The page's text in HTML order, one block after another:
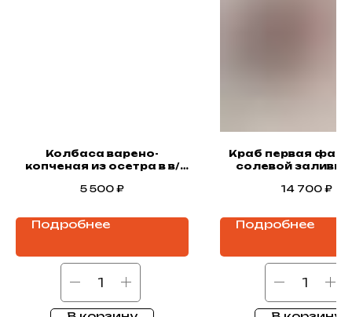
Колбаса варено-
копченая из осетра в в/
5 500 ₽
Подробнее
Краб первая
солевой
14 700 ₽
Подробнее